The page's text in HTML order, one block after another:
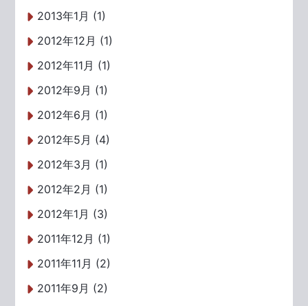
2013年1月 (1)
2012年12月 (1)
2012年11月 (1)
2012年9月 (1)
2012年6月 (1)
2012年5月 (4)
2012年3月 (1)
2012年2月 (1)
2012年1月 (3)
2011年12月 (1)
2011年11月 (2)
2011年9月 (2)